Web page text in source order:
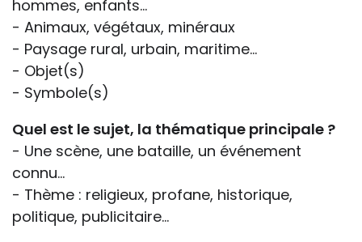
hommes, enfants...
- Animaux, végétaux, minéraux
- Paysage rural, urbain, maritime...
- Objet(s)
- Symbole(s)
Quel est le sujet, la thématique principale ?
- Une scène, une bataille, un événement
connu…
- Thème : religieux, profane, historique,
politique, publicitaire...